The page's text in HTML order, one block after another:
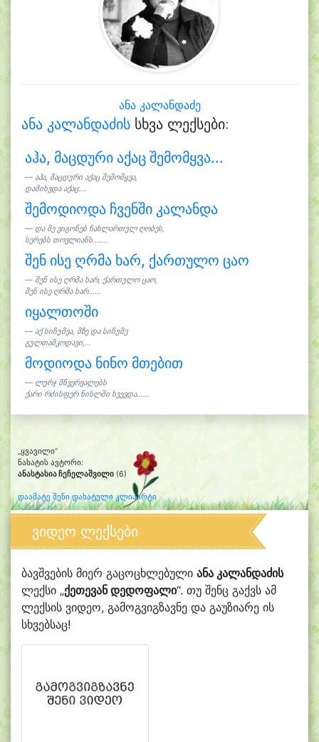
ანა კალანდაძე
ანა კალანდაძის სხვა ლექსები:
აჰა, მაცდური აქაც შემომყვა...
აჰა, მაცდური აქაც შემომყვა,
დამიხვდა აქაც:...
შემოდიოდა ჩვენში კალანდა
და მე ვიგონებ ჩახლართულ ღობეს,
სერებს თოვლიანს.......
შენ ისე ღრმა ხარ, ქართულო ცაო
შენ ისე ღრმა ხარ, ქართულო ცაო,
შენ ისე ღრმა ხარ......
იყალთოში
აქ სიჩუმეა, მზე და სიჩუმე
გულთამკოდავი,...
მოდიოდა ნინო მთებით
ლურჯ მწვერვალებს
ქარი რძისფერ ნისლში ხვევდა......
„ყვავილი“
ნახატის ავტორი:
ანასტასია ჩეჩელაშვილი (6)
დაამატე შენი დახატული კლიპარტი
ვიდეო ლექსები
ბავშვების მიერ გაცოცხლებული ანა კალანდაძის
ლექსი „ქეთევან დედოფალი“. თუ შენც გაქვს ამ
ლექსის ვიდეო, გამოგვიგზავნე და გაუზიარე ის
სხვებსაც!